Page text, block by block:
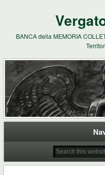
BANCA della MEMORIA